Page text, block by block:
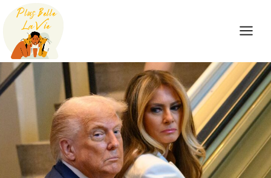
Skip
content